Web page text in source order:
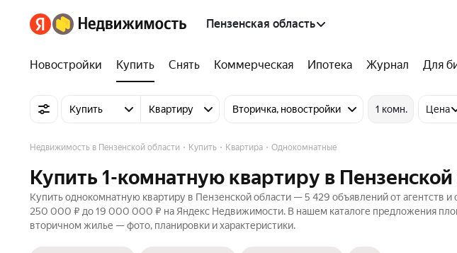
Пензенская область
Новостройки Купить Снять Коммерческая Ипотека Журнал Для
Купить Квартиру Вторичка, новостройки 1 комн. Цена
Недвижимость в Пензенской области Купить Квартира Однокомнатные
Купить 1-комнатную квартиру в Пензенской
Купить однокомнатную квартиру в Пензенской области — 5 429 объявлений от агентств
250 000 ₽ до 19 000 000 ₽ на Яндекс Недвижимости. В нашем каталоге предложения
вторичном жилье — фото, планировки и характеристики.